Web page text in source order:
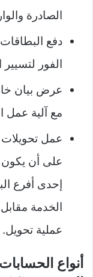
الصادرة
دفع
الفور
عرض بيان
مع آلية
عمل تحويلات
على أن
إحدى أفرع
عملية تحويل.
أنواع